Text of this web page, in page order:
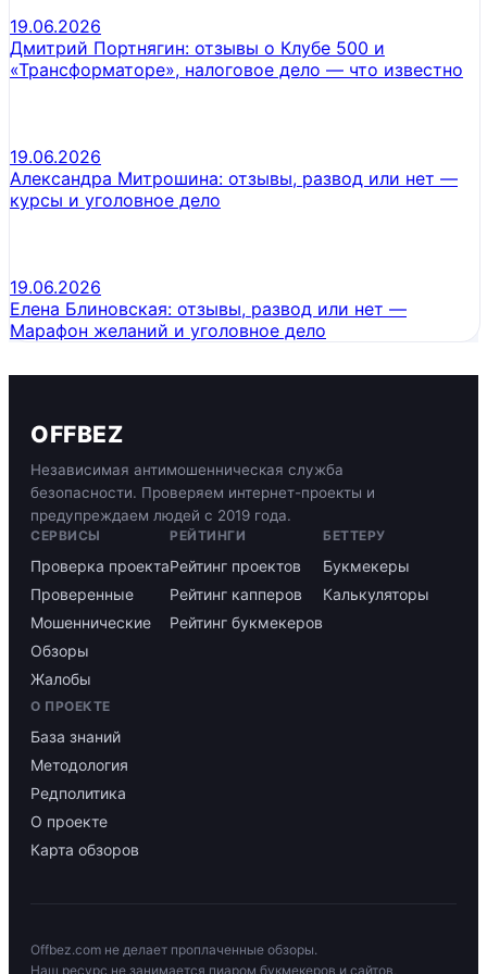
19.06.2026
Дмитрий Портнягин: отзывы о Клубе 500 и
«Трансформаторе», налоговое дело — что известно
19.06.2026
Александра Митрошина: отзывы, развод или нет —
курсы и уголовное дело
19.06.2026
Елена Блиновская: отзывы, развод или нет —
Марафон желаний и уголовное дело
OFFBEZ
Независимая антимошенническая служба
безопасности. Проверяем интернет-проекты и
предупреждаем людей с 2019 года.
СЕРВИСЫ
Проверка проекта
Проверенные
Мошеннические
Обзоры
Жалобы
РЕЙТИНГИ
Рейтинг проектов
Рейтинг капперов
Рейтинг букмекеров
БЕТТЕРУ
Букмекеры
Калькуляторы
О ПРОЕКТЕ
База знаний
Методология
Редполитика
О проекте
Карта обзоров
Offbez.com не делает проплаченные обзоры.
Наш ресурс не занимается пиаром букмекеров и сайтов,